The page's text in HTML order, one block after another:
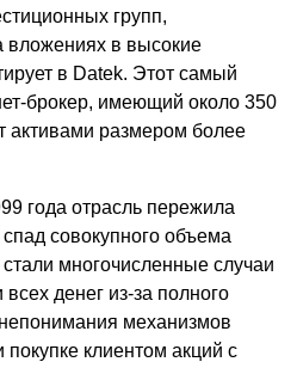
групп,
вложениях в высокие
в Datek. Этот самый
брокер, имеющий около 350
активами размером более
года отрасль пережила
совокупного объема
многочисленные случаи
денег из-за полного
механизмов
клиентом акций с